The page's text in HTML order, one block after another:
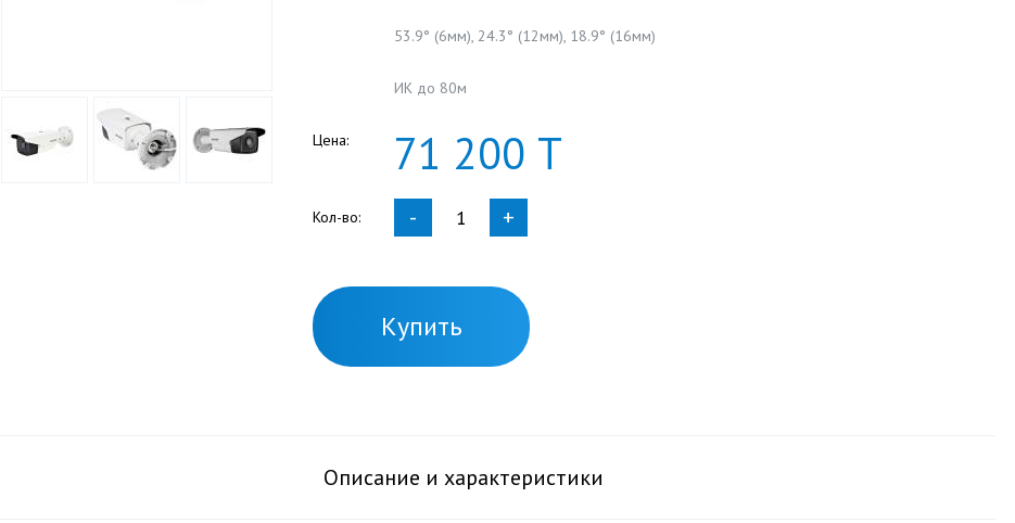
53.9° (6мм), 24.3° (12мм), 18.9° (16мм)
ИК до 80м
Цена: 71 200 Т
Кол-во: - +
Купить
Описание и характеристики